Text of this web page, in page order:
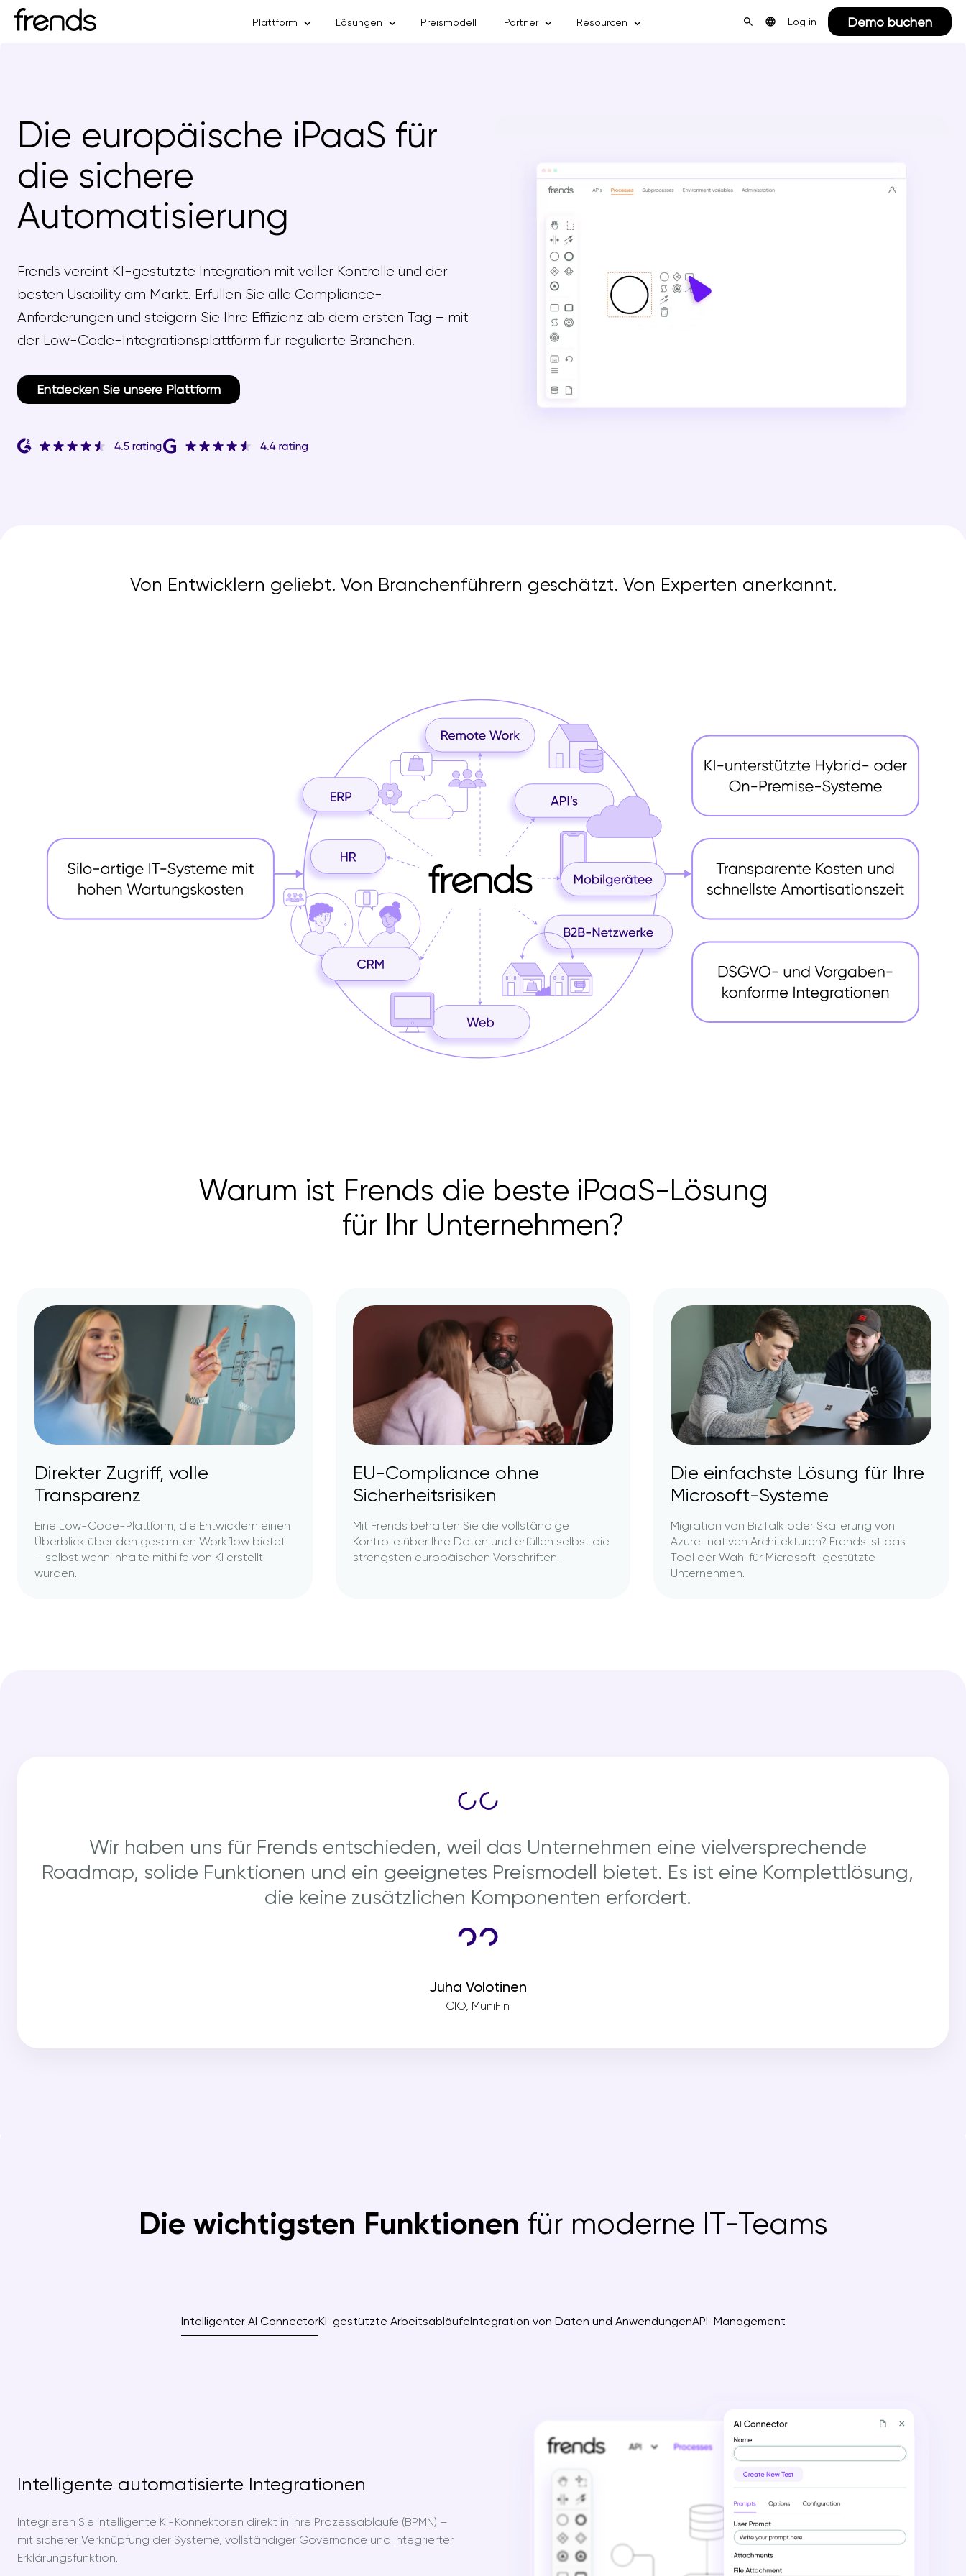
Log in Demo buchen
Plattform Lösungen Preismodell Partner Resourcen
Die europäische iPaaS für
die sichere
Automatisierung
Frends vereint KI-gestützte Integration mit voller Kontrolle und der
besten Usability am Markt. Erfüllen Sie alle Compliance-
Anforderungen und steigern Sie Ihre Effizienz ab dem ersten Tag – mit
der Low-Code-Integrationsplattform für regulierte Branchen.
Entdecken Sie unsere Plattform
Von Entwicklern geliebt. Von Branchenführern geschätzt. Von Experten anerkannt.
Warum ist Frends die beste iPaaS-Lösung
für Ihr Unternehmen?
Direkter Zugriff, volle
Transparenz
Eine Low-Code-Plattform, die Entwicklern einen
Überblick über den gesamten Workflow bietet
– selbst wenn Inhalte mithilfe von KI erstellt
wurden.
EU-Compliance ohne
Sicherheitsrisiken
Mit Frends behalten Sie die vollständige
Kontrolle über Ihre Daten und erfüllen selbst die
strengsten europäischen Vorschriften.
Die einfachste Lösung für Ihre
Microsoft-Systeme
Migration von BizTalk oder Skalierung von
Azure-nativen Architekturen? Frends ist das
Tool der Wahl für Microsoft-gestützte
Unternehmen.
Wir haben uns für Frends entschieden, weil das Unternehmen eine vielversprechende
Roadmap, solide Funktionen und ein geeignetes Preismodell bietet. Es ist eine Komplettlösung,
die keine zusätzlichen Komponenten erfordert.
Juha Volotinen
CIO, MuniFin
Die wichtigsten Funktionen für moderne IT-Teams
Intelligenter AI ConnectorKI-gestützte ArbeitsabläufeIntegration von Daten und AnwendungenAPI-Management
Intelligente automatisierte Integrationen
Integrieren Sie intelligente KI-Konnektoren direkt in Ihre Prozessabläufe (BPMN) –
mit sicherer Verknüpfung der Systeme, vollständiger Governance und integrierter
Erklärungsfunktion.